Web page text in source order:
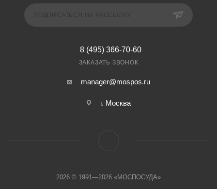
8 (495) 366-70-60
ЗАКАЗАТЬ ЗВОНОК
manager@mospos.ru
г. Москва
2026 © 1991—2026 «МОСПОСУДА»